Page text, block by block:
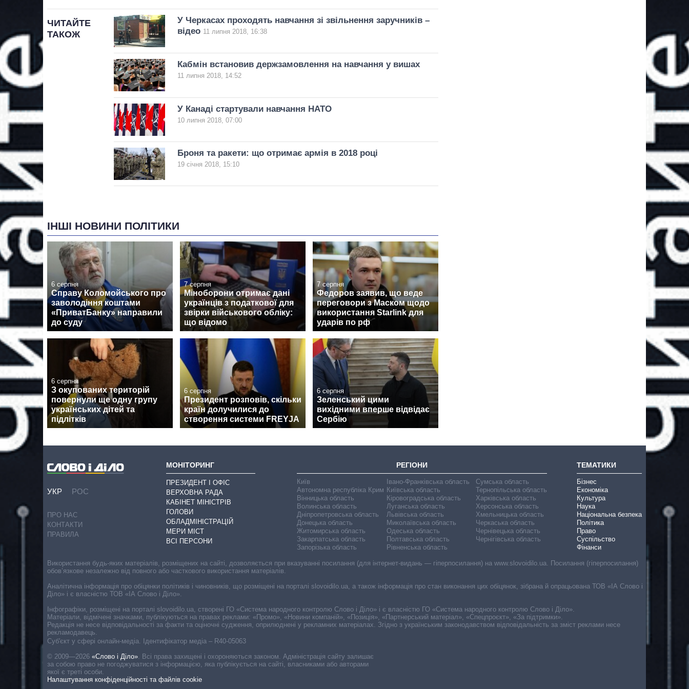
ЧИТАЙТЕ
ТАКОЖ
У Черкасах проходять навчання зі звільнення заручників –
відео 11 липня 2018, 16:38
Кабмін встановив держзамовлення на навчання у вишах
11 липня 2018, 14:52
У Канаді стартували навчання НАТО
10 липня 2018, 07:00
Броня та ракети: що отримає армія в 2018 році
19 січня 2018, 15:10
ІНШІ НОВИНИ ПОЛІТИКИ
6 серпня
Справу Коломойського про
заволодіння коштами
«ПриватБанку» направили
до суду
7 серпня
Міноборони отримає дані
українців з податкової для
звірки військового обліку:
що відомо
7 серпня
Федоров заявив, що веде
переговори з Маском щодо
використання Starlink для
ударів по рф
6 серпня
З окупованих територій
повернули ще одну групу
українських дітей та
підлітків
6 серпня
Президент розповів, скільки
країн долучилися до
створення системи FREYJA
6 серпня
Зеленський цими
вихідними вперше відвідає
Сербію
УКР РОС
ПРО НАС
КОНТАКТИ
ПРАВИЛА
МОНІТОРИНГ
ПРЕЗИДЕНТ І ОФІС
ВЕРХОВНА РАДА
КАБІНЕТ МІНІСТРІВ
ГОЛОВИ
ОБЛАДМІНІСТРАЦІЙ
МЕРИ МІСТ
ВСІ ПЕРСОНИ
РЕГІОНИ
Київ
Автономна республіка Крим
Вінницька область
Волинська область
Дніпропетровська область
Донецька область
Житомирська область
Закарпатська область
Запорізька область
Івано-Франківська область
Київська область
Кіровоградська область
Луганська область
Львівська область
Миколаївська область
Одеська область
Полтавська область
Рівненська область
Сумська область
Тернопільська область
Харківська область
Херсонська область
Хмельницька область
Черкаська область
Чернівецька область
Чернігівська область
ТЕМАТИКИ
Бізнес
Економіка
Культура
Наука
Національна безпека
Політика
Право
Суспільство
Фінанси
Cуб'єкт у сфері онлайн-медіа. Ідентифікатор медіа – R40-05063
© 2009—2026 «Слово і Діло» Всі права захищені і охороняються законом. Адміністрація сайту залишає
за собою право не погоджуватися з інформацією, яка публікується на сайті, власниками або авторами
якої є треті особи.
Налаштування конфіденційності та файлів cookie
Використання будь-яких матеріалів, розміщених на сайті, дозволяється при вказуванні посилання (для інтернет-видань — гіперпосилання) на www.slovoidilo.ua. Посилання (гіперпосилання)
обов’язкове незалежно від повного або часткового використання матеріалів.
Аналітична інформація про обіцянки політиків і чиновників, що розміщені на порталі slovoidilo.ua, а також інформація про стан виконання цих обіцянок, зібрана й опрацьована ТОВ «ІА Слово і
Діло» і є власністю ТОВ «ІА Слово і Діло».
Інфографіки, розміщені на порталі slovoidilo.ua, створені ГО «Система народного контролю Слово і Діло» і є власністю ГО «Система народного контролю Слово і Діло».
Матеріали, відмічені значками, публікуються на правах реклами: «Промо», «Новини компаній», «Позиція», «Партнерський матеріал», «Спецпроєкт», «За підтримки».
Редакція не несе відповідальності за факти та оціночні судження, оприлюднені у рекламних матеріалах. Згідно з українським законодавством відповідальність за зміст реклами несе
рекламодавець.